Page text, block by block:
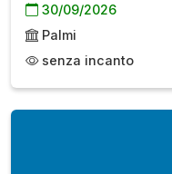
30/09/2026
Palmi
senza incanto